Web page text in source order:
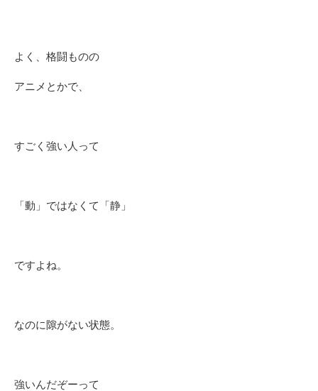
よく、格闘ものの
アニメとかで、
すごく強い人って
「動」ではなくて「静」
ですよね。
なのに隙がない状態。
強いんだぞーって